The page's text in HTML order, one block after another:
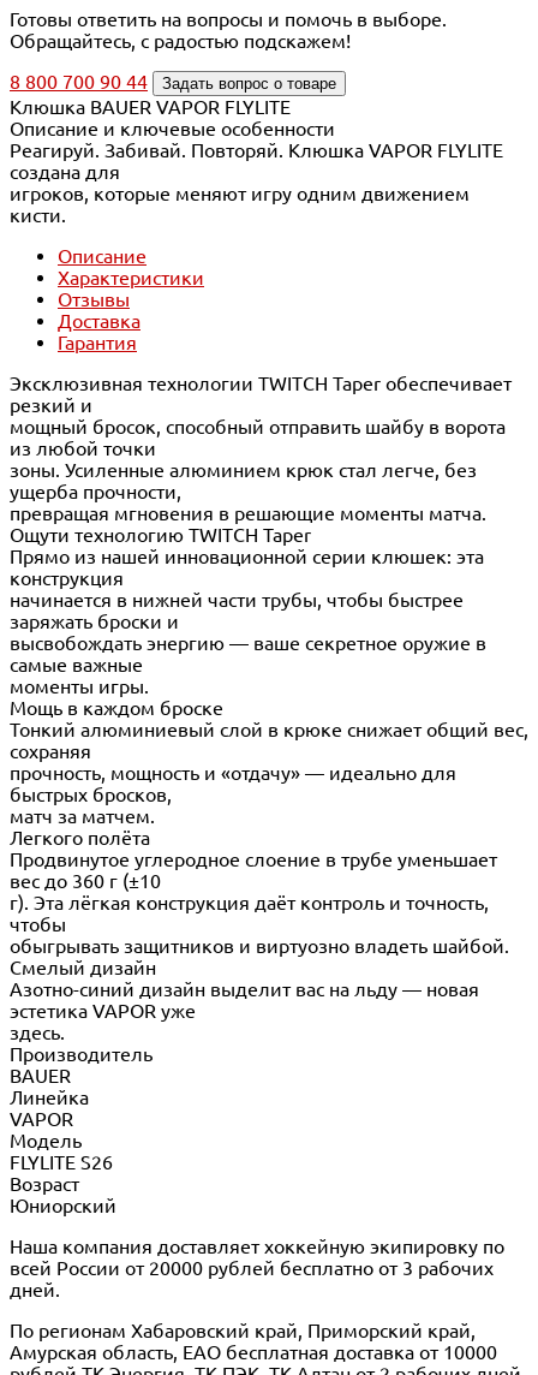
Готовы ответить на вопросы и помочь в выборе.
Обращайтесь, с радостью подскажем!
8 800 700 90 44
Задать вопрос о товаре
Клюшка BAUER VAPOR FLYLITE
Описание и ключевые особенности
Реагируй. Забивай. Повторяй. Клюшка VAPOR FLYLITE
создана для
игроков, которые меняют игру одним движением
кисти.
Описание
Характеристики
Отзывы
Доставка
Гарантия
Эксклюзивная технологии TWITCH Taper обеспечивает
резкий и
мощный бросок, способный отправить шайбу в ворота
из любой точки
зоны. Усиленные алюминием крюк стал легче, без
ущерба прочности,
превращая мгновения в решающие моменты матча.
Ощути технологию TWITCH Taper
Прямо из нашей инновационной серии клюшек: эта
конструкция
начинается в нижней части трубы, чтобы быстрее
заряжать броски и
высвобождать энергию — ваше секретное оружие в
самые важные
моменты игры.
Мощь в каждом броске
Тонкий алюминиевый слой в крюке снижает общий вес,
сохраняя
прочность, мощность и «отдачу» — идеально для
быстрых бросков,
матч за матчем.
Легкого полёта
Продвинутое углеродное слоение в трубе уменьшает
вес до 360 г (±10
г). Эта лёгкая конструкция даёт контроль и точность,
чтобы
обыгрывать защитников и виртуозно владеть шайбой.
Смелый дизайн
Азотно-синий дизайн выделит вас на льду — новая
эстетика VAPOR уже
здесь.
Производитель
BAUER
Линейка
VAPOR
Модель
FLYLITE S26
Возраст
Юниорский
Наша компания доставляет хоккейную экипировку по
всей России от 20000 рублей бесплатно от 3 рабочих
дней.
По регионам Хабаровский край, Приморский край,
Амурская область, ЕАО бесплатная доставка от 10000